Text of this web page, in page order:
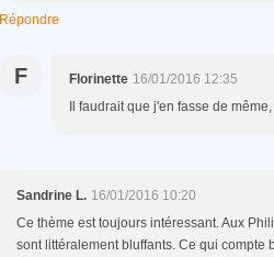
Répondre
F Florinette 16/01/2016 12:35
Il faudrait que j'en fasse de
Sandrine L. 16/01/2016 10:20
Ce thème est toujours intéressant. Aux
sont littéralement bluffants. Ce qui compte